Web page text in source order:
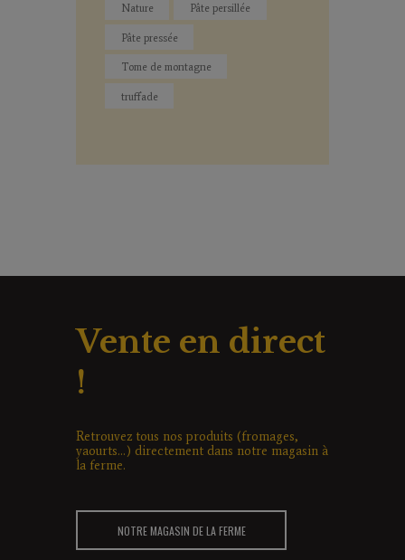
Nature Pâte persillée
Pâte pressée
Tome de montagne
truffade
Vente en direct
!
Retrouvez tous nos produits (fromages,
yaourts...) directement dans notre magasin à
la ferme.
NOTRE MAGASIN DE LA FERME